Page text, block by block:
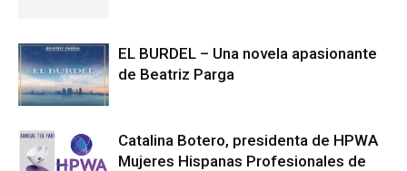
EL BURDEL – Una novela apasionante
de Beatriz Parga
Catalina Botero, presidenta de HPWA
Mujeres Hispanas Profesionales de